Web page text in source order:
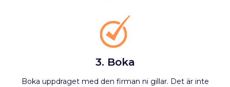
3. Boka
Boka uppdraget med den firman ni gillar. Det är inte